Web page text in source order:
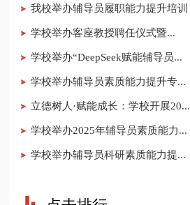
我校举办辅导员履职能力提升培训
​学校举办客座教授聘任仪式暨...
学校举办“DeepSeek赋能辅导员...
学校举办辅导员素质能力提升专...
立德树人·赋能成长：学校开展20...
学校举办2025年辅导员素质能力...
学校举办辅导员科研素质能力提...